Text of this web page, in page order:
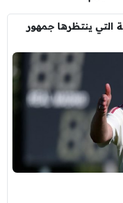
التي ينتظرها جمهور